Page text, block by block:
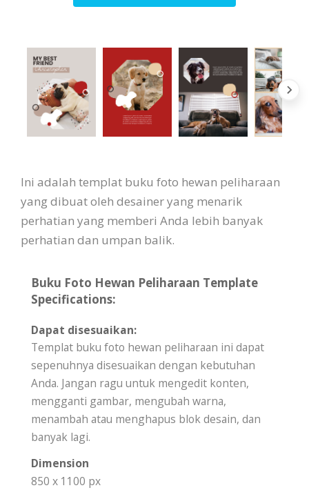
Ini adalah templat buku foto hewan peliharaan
yang dibuat oleh desainer yang menarik
perhatian yang memberi Anda lebih banyak
perhatian dan umpan balik.
Buku Foto Hewan Peliharaan Template
Specifications:
Dapat disesuaikan:
Templat buku foto hewan peliharaan ini dapat
sepenuhnya disesuaikan dengan kebutuhan
Anda. Jangan ragu untuk mengedit konten,
mengganti gambar, mengubah warna,
menambah atau menghapus blok desain, dan
banyak lagi.
Dimension
850 x 1100 px